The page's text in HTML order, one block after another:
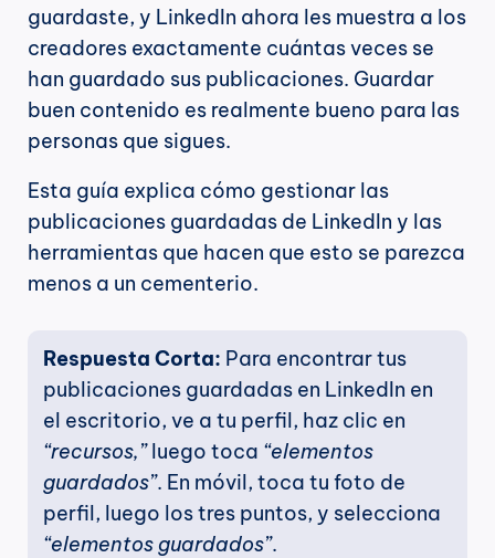
guardaste, y LinkedIn ahora les muestra a los
creadores exactamente cuántas veces se
han guardado sus publicaciones. Guardar
buen contenido es realmente bueno para las
personas que sigues.
Esta guía explica cómo gestionar las
publicaciones guardadas de LinkedIn y las
herramientas que hacen que esto se parezca
menos a un cementerio.
Respuesta Corta: Para encontrar tus
publicaciones guardadas en LinkedIn en
“recursos,” luego toca “elementos
guardados”. En móvil, toca tu foto de
“elementos guardados”.